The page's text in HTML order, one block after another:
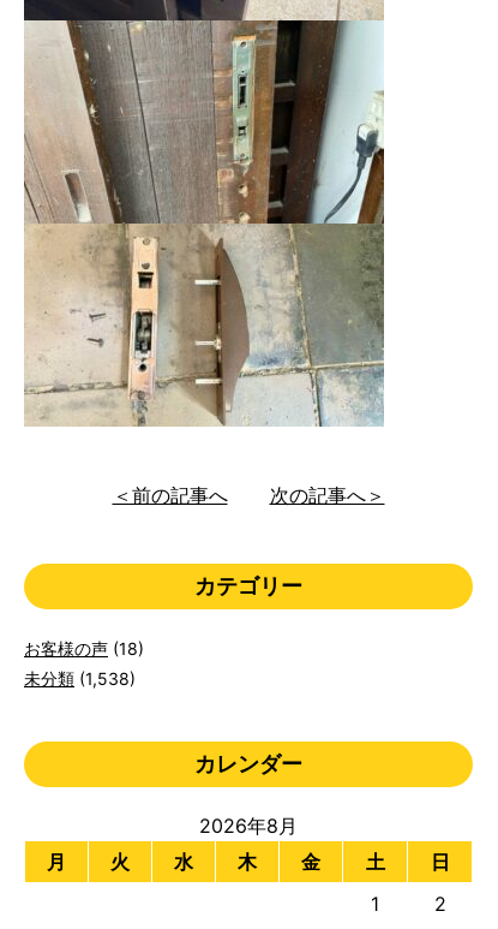
＜前の記事へ 次の記事へ＞
カテゴリー
お客様の声 (18)
未分類 (1,538)
カレンダー
2026年8月
月
火 水 木 金 土 日
1
2